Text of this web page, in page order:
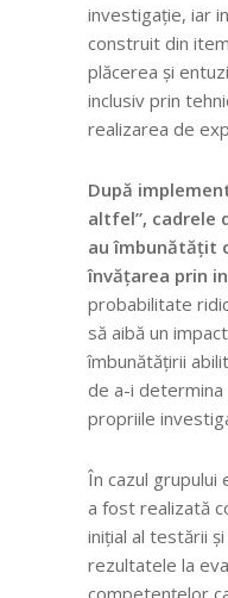
investigație, iar
construit din
plăcerea și
inclusiv prin
realizarea de
După
altfel”, cadrele
au îmbunătățit
învățarea prin
probabilitate
să aibă un
îmbunătățirii
de a-i
propriile
În cazul
a fost realizată
inițial al testării
rezultatele la